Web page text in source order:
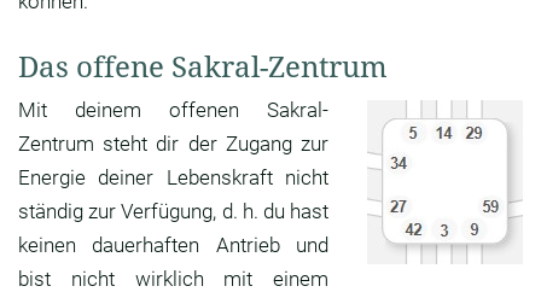
Das offene Sakral-Zentrum
Mit deinem offenen Sakral-
Zentrum steht dir der Zugang zur
Energie deiner Lebenskraft nicht
ständig zur Verfügung, d. h. du hast
keinen dauerhaften Antrieb und
bist nicht wirklich mit einem